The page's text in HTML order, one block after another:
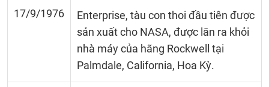
17/9/1976
Enterprise, tàu con thoi đầu tiên được
sản xuất cho NASA, được lăn ra khỏi
nhà máy của hãng Rockwell tại
Palmdale, California, Hoa Kỳ.